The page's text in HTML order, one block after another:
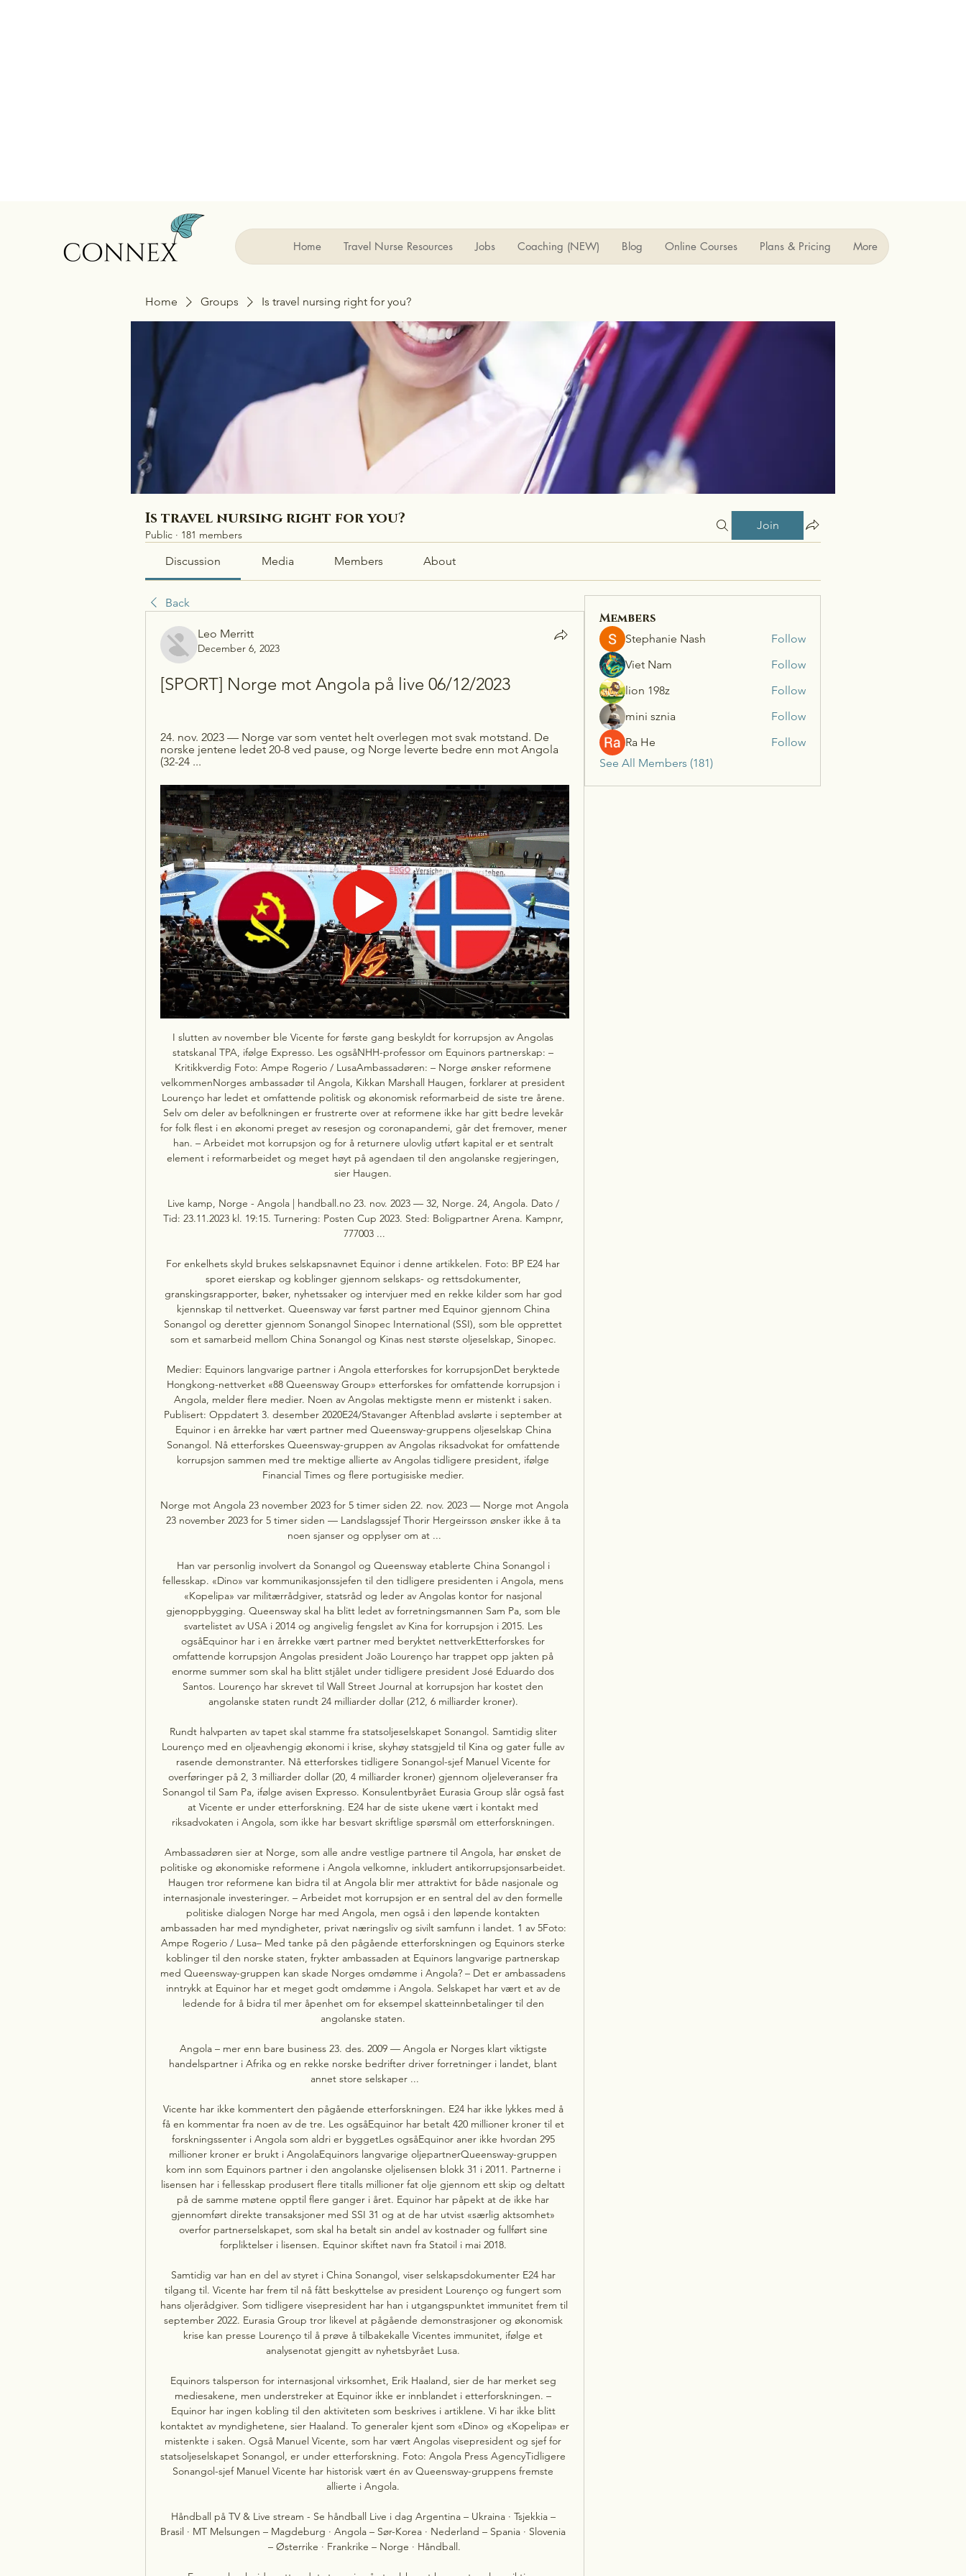
Home Travel Nurse Resources Jobs Coaching (NEW) Blog Online Courses Plans & Pricing More
Home Groups Is travel nursing right for you?
Is travel nursing right for you?
Public · 181 members
Join
Discussion Media Members About
Back
Leo Merritt
December 6, 2023
[SPORT] Norge mot Angola på live 06/12/2023
24. nov. 2023 — Norge var som ventet helt overlegen mot svak motstand. De
norske jentene ledet 20-8 ved pause, og Norge leverte bedre enn mot Angola
(32-24 ...
I slutten av november ble Vicente for første gang beskyldt for korrupsjon av Angolas
statskanal TPA, ifølge Expresso. Les ogsåNHH-professor om Equinors partnerskap: –
Kritikkverdig Foto: Ampe Rogerio / LusaAmbassadøren: – Norge ønsker reformene
velkommenNorges ambassadør til Angola, Kikkan Marshall Haugen, forklarer at president
Lourenço har ledet et omfattende politisk og økonomisk reformarbeid de siste tre årene.
Selv om deler av befolkningen er frustrerte over at reformene ikke har gitt bedre levekår
for folk flest i en økonomi preget av resesjon og coronapandemi, går det fremover, mener
han. – Arbeidet mot korrupsjon og for å returnere ulovlig utført kapital er et sentralt
element i reformarbeidet og meget høyt på agendaen til den angolanske regjeringen,
sier Haugen.
Live kamp, Norge - Angola | handball.no 23. nov. 2023 — 32, Norge. 24, Angola. Dato /
Tid: 23.11.2023 kl. 19:15. Turnering: Posten Cup 2023. Sted: Boligpartner Arena. Kampnr,
777003 ...
For enkelhets skyld brukes selskapsnavnet Equinor i denne artikkelen. Foto: BP E24 har
sporet eierskap og koblinger gjennom selskaps- og rettsdokumenter,
granskingsrapporter, bøker, nyhetssaker og intervjuer med en rekke kilder som har god
kjennskap til nettverket. Queensway var først partner med Equinor gjennom China
Sonangol og deretter gjennom Sonangol Sinopec International (SSI), som ble opprettet
som et samarbeid mellom China Sonangol og Kinas nest største oljeselskap, Sinopec.
Medier: Equinors langvarige partner i Angola etterforskes for korrupsjonDet beryktede
Hongkong-nettverket «88 Queensway Group» etterforskes for omfattende korrupsjon i
Angola, melder flere medier. Noen av Angolas mektigste menn er mistenkt i saken.
Publisert: Oppdatert 3. desember 2020E24/Stavanger Aftenblad avslørte i september at
Equinor i en årrekke har vært partner med Queensway-gruppens oljeselskap China
Sonangol. Nå etterforskes Queensway-gruppen av Angolas riksadvokat for omfattende
korrupsjon sammen med tre mektige allierte av Angolas tidligere president, ifølge
Financial Times og flere portugisiske medier.
Norge mot Angola 23 november 2023 for 5 timer siden 22. nov. 2023 — Norge mot Angola
23 november 2023 for 5 timer siden — Landslagssjef Thorir Hergeirsson ønsker ikke å ta
noen sjanser og opplyser om at ...
Han var personlig involvert da Sonangol og Queensway etablerte China Sonangol i
fellesskap. «Dino» var kommunikasjonssjefen til den tidligere presidenten i Angola, mens
«Kopelipa» var militærrådgiver, statsråd og leder av Angolas kontor for nasjonal
gjenoppbygging. Queensway skal ha blitt ledet av forretningsmannen Sam Pa, som ble
svartelistet av USA i 2014 og angivelig fengslet av Kina for korrupsjon i 2015. Les
ogsåEquinor har i en årrekke vært partner med beryktet nettverkEtterforskes for
omfattende korrupsjon Angolas president João Lourenço har trappet opp jakten på
enorme summer som skal ha blitt stjålet under tidligere president José Eduardo dos
Santos. Lourenço har skrevet til Wall Street Journal at korrupsjon har kostet den
angolanske staten rundt 24 milliarder dollar (212, 6 milliarder kroner).
Rundt halvparten av tapet skal stamme fra statsoljeselskapet Sonangol. Samtidig sliter
Lourenço med en oljeavhengig økonomi i krise, skyhøy statsgjeld til Kina og gater fulle av
rasende demonstranter. Nå etterforskes tidligere Sonangol-sjef Manuel Vicente for
overføringer på 2, 3 milliarder dollar (20, 4 milliarder kroner) gjennom oljeleveranser fra
Sonangol til Sam Pa, ifølge avisen Expresso. Konsulentbyrået Eurasia Group slår også fast
at Vicente er under etterforskning. E24 har de siste ukene vært i kontakt med
riksadvokaten i Angola, som ikke har besvart skriftlige spørsmål om etterforskningen.
Ambassadøren sier at Norge, som alle andre vestlige partnere til Angola, har ønsket de
politiske og økonomiske reformene i Angola velkomne, inkludert antikorrupsjonsarbeidet.
Haugen tror reformene kan bidra til at Angola blir mer attraktivt for både nasjonale og
internasjonale investeringer. – Arbeidet mot korrupsjon er en sentral del av den formelle
politiske dialogen Norge har med Angola, men også i den løpende kontakten
ambassaden har med myndigheter, privat næringsliv og sivilt samfunn i landet. 1 av 5Foto:
Ampe Rogerio / Lusa– Med tanke på den pågående etterforskningen og Equinors sterke
koblinger til den norske staten, frykter ambassaden at Equinors langvarige partnerskap
med Queensway-gruppen kan skade Norges omdømme i Angola? – Det er ambassadens
inntrykk at Equinor har et meget godt omdømme i Angola. Selskapet har vært et av de
ledende for å bidra til mer åpenhet om for eksempel skatteinnbetalinger til den
angolanske staten.
Angola – mer enn bare business 23. des. 2009 — Angola er Norges klart viktigste
handelspartner i Afrika og en rekke norske bedrifter driver forretninger i landet, blant
annet store selskaper ...
Vicente har ikke kommentert den pågående etterforskningen. E24 har ikke lykkes med å
få en kommentar fra noen av de tre. Les ogsåEquinor har betalt 420 millioner kroner til et
forskningssenter i Angola som aldri er byggetLes ogsåEquinor aner ikke hvordan 295
millioner kroner er brukt i AngolaEquinors langvarige oljepartnerQueensway-gruppen
kom inn som Equinors partner i den angolanske oljelisensen blokk 31 i 2011. Partnerne i
lisensen har i fellesskap produsert flere titalls millioner fat olje gjennom ett skip og deltatt
på de samme møtene opptil flere ganger i året. Equinor har påpekt at de ikke har
gjennomført direkte transaksjoner med SSI 31 og at de har utvist «særlig aktsomhet»
overfor partnerselskapet, som skal ha betalt sin andel av kostnader og fullført sine
forpliktelser i lisensen. Equinor skiftet navn fra Statoil i mai 2018.
Samtidig var han en del av styret i China Sonangol, viser selskapsdokumenter E24 har
tilgang til. Vicente har frem til nå fått beskyttelse av president Lourenço og fungert som
hans oljerådgiver. Som tidligere visepresident har han i utgangspunktet immunitet frem til
september 2022. Eurasia Group tror likevel at pågående demonstrasjoner og økonomisk
krise kan presse Lourenço til å prøve å tilbakekalle Vicentes immunitet, ifølge et
analysenotat gjengitt av nyhetsbyrået Lusa.
Equinors talsperson for internasjonal virksomhet, Erik Haaland, sier de har merket seg
mediesakene, men understreker at Equinor ikke er innblandet i etterforskningen. –
Equinor har ingen kobling til den aktiviteten som beskrives i artiklene. Vi har ikke blitt
kontaktet av myndighetene, sier Haaland. To generaler kjent som «Dino» og «Kopelipa» er
mistenkte i saken. Også Manuel Vicente, som har vært Angolas visepresident og sjef for
statsoljeselskapet Sonangol, er under etterforskning. Foto: Angola Press AgencyTidligere
Sonangol-sjef Manuel Vicente har historisk vært én av Queensway-gruppens fremste
allierte i Angola.
Håndball på TV & Live stream - Se håndball Live i dag Argentina – Ukraina · Tsjekkia –
Brasil · MT Melsungen – Magdeburg · Angola – Sør-Korea · Nederland – Spania · Slovenia
– Østerrike · Frankrike – Norge · Håndball.
Members
Stephanie Nash
Follow
Viet Nam
Follow
lion 198z
Follow
mini sznia
Follow
Ra He
Follow
See All Members (181)